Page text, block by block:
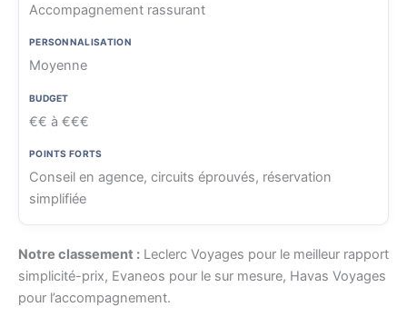
Accompagnement rassurant
Moyenne
€€ à €€€
Conseil en agence, circuits éprouvés, réservation
simplifiée
Notre classement : Leclerc Voyages pour le meilleur rapport
simplicité-prix, Evaneos pour le sur mesure, Havas Voyages
pour l’accompagnement.